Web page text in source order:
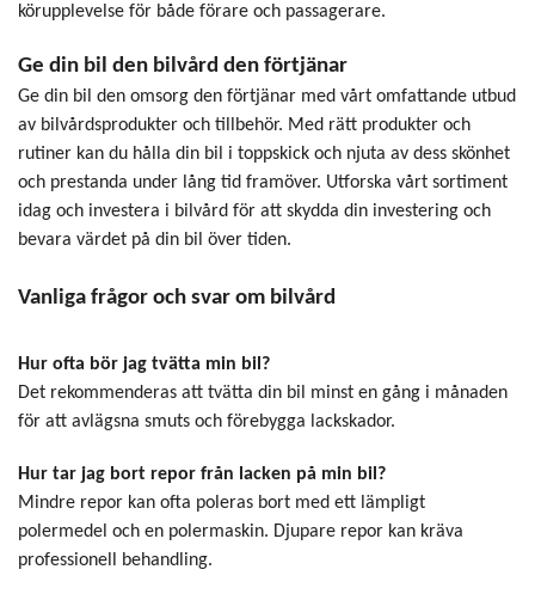
körupplevelse för både förare och passagerare.
Ge din bil den bilvård den förtjänar
Ge din bil den omsorg den förtjänar med vårt omfattande utbud
av bilvårdsprodukter och tillbehör. Med rätt produkter och
rutiner kan du hålla din bil i toppskick och njuta av dess skönhet
och prestanda under lång tid framöver. Utforska vårt sortiment
idag och investera i bilvård för att skydda din investering och
bevara värdet på din bil över tiden.
Vanliga frågor och svar om bilvård
Hur ofta bör jag tvätta min bil?
Det rekommenderas att tvätta din bil minst en gång i månaden
för att avlägsna smuts och förebygga lackskador.
Hur tar jag bort repor från lacken på min bil?
Mindre repor kan ofta poleras bort med ett lämpligt
polermedel och en polermaskin. Djupare repor kan kräva
professionell behandling.